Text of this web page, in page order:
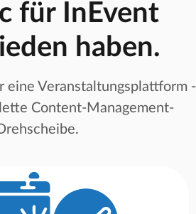
für InEvent
haben.
eine Veranstaltungsplattform -
Content-Management-